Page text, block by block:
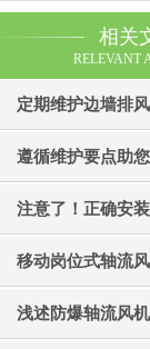
相关
RELEVANT
定期维护边墙排
通风效果的关键
遵循维护要点助
成为真正“风中卫
注意了！正确安
顶风机有效性的
移动岗位式轴流
法介绍
浅述防爆轴流风